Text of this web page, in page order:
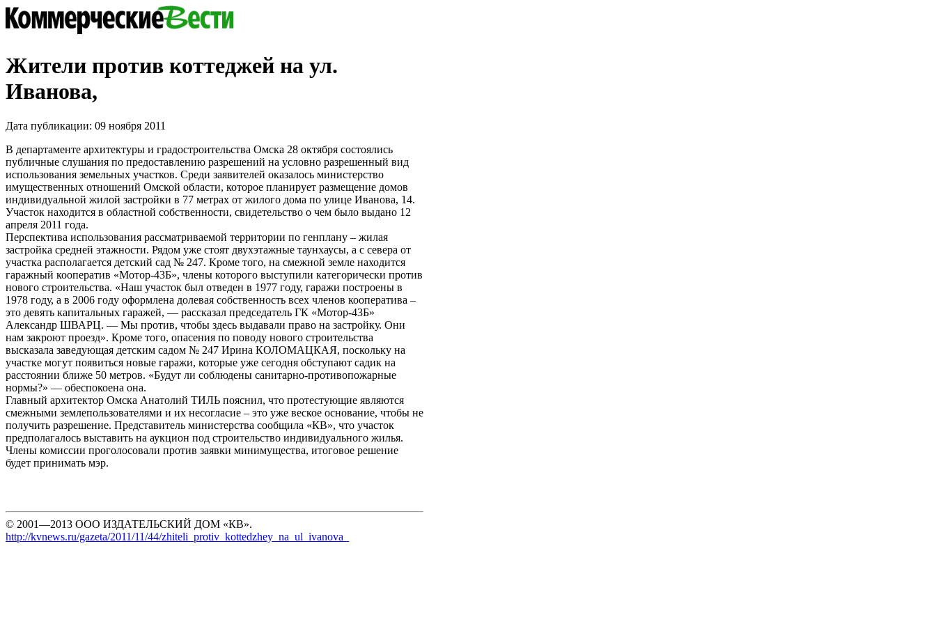
Жители против коттеджей на ул.
Иванова,
Дата публикации: 09 ноября 2011
В департаменте архитектуры и градостроительства Омска 28 октября состоялись
публичные слушания по предоставлению разрешений на условно разрешенный вид
использования земельных участков. Среди заявителей оказалось министерство
имущественных отношений Омской области, которое планирует размещение домов
индивидуальной жилой застройки в 77 метрах от жилого дома по улице Иванова, 14.
Участок находится в областной собственности, свидетельство о чем было выдано 12
апреля 2011 года.
Перспектива использования рассматриваемой территории по генплану – жилая
застройка средней этажности. Рядом уже стоят двухэтажные таунхаусы, а с севера от
участка располагается детский сад № 247. Кроме того, на смежной земле находится
гаражный кооператив «Мотор-43Б», члены которого выступили категорически против
нового строительства. «Наш участок был отведен в 1977 году, гаражи построены в
1978 году, а в 2006 году оформлена долевая собственность всех членов кооператива –
это девять капитальных гаражей, — рассказал председатель ГК «Мотор-43Б»
Александр ШВАРЦ. — Мы против, чтобы здесь выдавали право на застройку. Они
нам закроют проезд». Кроме того, опасения по поводу нового строительства
высказала заведующая детским садом № 247 Ирина КОЛОМАЦКАЯ, поскольку на
участке могут появиться новые гаражи, которые уже сегодня обступают садик на
расстоянии ближе 50 метров. «Будут ли соблюдены санитарно-противопожарные
нормы?» — обеспокоена она.
Главный архитектор Омска Анатолий ТИЛЬ пояснил, что протестующие являются
смежными землепользователями и их несогласие – это уже веское основание, чтобы не
получить разрешение. Представитель министерства сообщила «КВ», что участок
предполагалось выставить на аукцион под строительство индивидуального жилья.
Члены комиссии проголосовали против заявки минимущества, итоговое решение
будет принимать мэр.
© 2001—2013 ООО ИЗДАТЕЛЬСКИЙ ДОМ «КВ».
http://kvnews.ru/gazeta/2011/11/44/zhiteli_protiv_kottedzhey_na_ul_ivanova_